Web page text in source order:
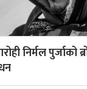
निर्मल